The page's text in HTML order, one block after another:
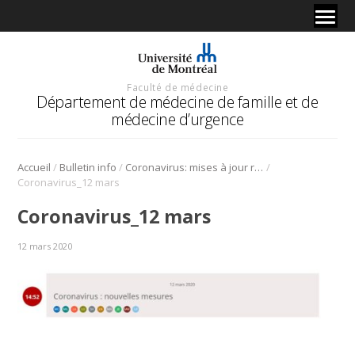
Faculté de médecine
Département de médecine de famille et de
médecine d’urgence
Accueil / Bulletin info / Coronavirus: mises à jour régulières /
Coronavirus_12 mars
Coronavirus_12 mars
12 mars 2020